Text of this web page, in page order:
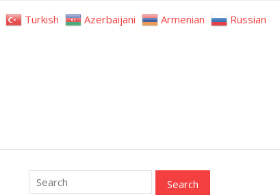
Turkish Azerbaijani Armenian Russian